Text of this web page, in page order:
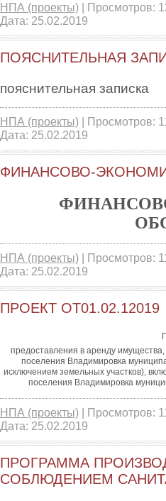
НПА (проекты) | Просмотров:
Дата: 25.02.2019
ПОЯСНИТЕЛЬНАЯ
пояснительная записка
НПА (проекты) | Просмотров:
Дата: 25.02.2019
ФИНАНСОВО-
НПА (проекты) | Просмотров:
Дата: 25.02.2019
ПРОЕКТ ОТ01.02.12019
предоставления в аренду
поселения Владимировка
исключением земельных участков),
поселения Владимировка
НПА (проекты) | Просмотров:
Дата: 25.02.2019
ПРОГРАММА
СОБЛЮДЕНИЕМ